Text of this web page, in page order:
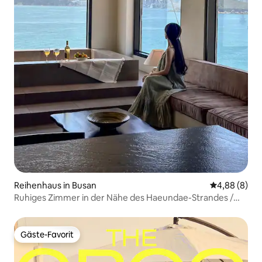
Reihenhaus in Busan
4,88 (8)
Ruhiges Zimmer in der Nähe des Haeundae-Strandes /
Land
Gäste-Favorit
Gäste-Favorit